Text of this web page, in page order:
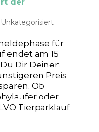
der
Unkategorisiert
für
endet am 15.
Dir Deinen
Preis
Ob
oder
Tierparklauf